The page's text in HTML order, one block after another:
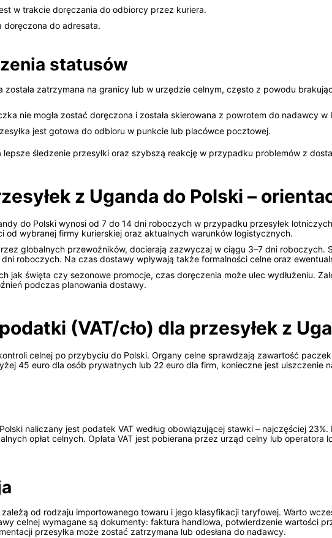
w trakcie doręczania do odbiorcy przez kuriera.
doręczona do adresata.
statusów
została zatrzymana na granicy lub w urzędzie celnym, często z powodu
nie mogła zostać doręczona i została skierowana z powrotem do nadawcy w
jest gotowa do odbioru w punkcie lub placówce pocztowej.
śledzenie przesyłki oraz szybszą reakcję w przypadku problemów z
z Uganda do Polski –
do Polski wynosi od 7 do 14 dni roboczych w przypadku przesyłek
od wybranej firmy kurierskiej oraz aktualnych warunków logistycznych.
globalnych przewoźników, docierają zazwyczaj w ciągu 3–7 dni roboczych.
roboczych. Na czas dostawy wpływają także formalności celne oraz
jak święta czy sezonowe promocje, czas doręczenia może ulec wydłużeniu.
podczas planowania dostawy.
(VAT/cło) dla przesyłek z
celnej po przybyciu do Polski. Organy celne sprawdzają zawartość
45 euro dla osób prywatnych lub 22 euro dla firm, konieczne jest uiszczenie
naliczany jest podatek VAT według obowiązującej stawki – najczęściej
opłat celnych. Opłata VAT jest pobierana przez urząd celny lub
od rodzaju importowanego towaru i jego klasyfikacji taryfowej. Warto
celnej wymagane są dokumenty: faktura handlowa, potwierdzenie wartości
przesyłka może zostać zatrzymana lub odesłana do nadawcy.